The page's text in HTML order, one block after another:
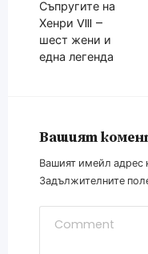
Съпругите на
Хенри VIII –
шест жени и
една легенда
Вашият
Вашият имейл адрес
Задължителните